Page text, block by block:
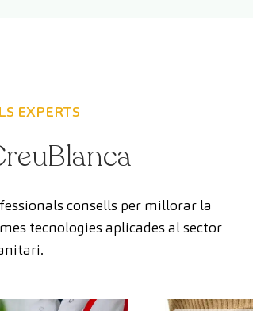
EXPERTS
consells per millorar la
tecnologies aplicades al sector